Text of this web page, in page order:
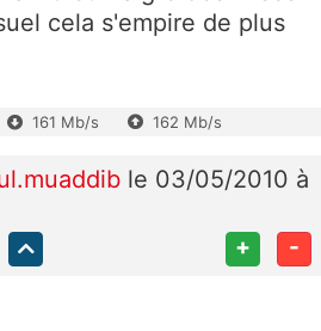
cela s'empire de plus
161 Mb/s 162 Mb/s
le 03/05/2010 à
+ -